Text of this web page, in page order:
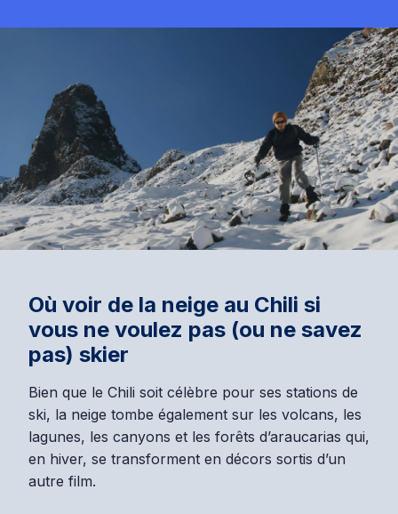
Où voir de la neige au Chili si
vous ne voulez pas (ou ne savez
pas) skier
Bien que le Chili soit célèbre pour ses stations de
ski, la neige tombe également sur les volcans, les
lagunes, les canyons et les forêts d’araucarias qui,
en hiver, se transforment en décors sortis d’un
autre film.